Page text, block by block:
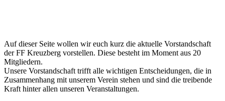
Auf dieser Seite wollen wir euch kurz die aktuelle Vorstandschaft
der FF Kreuzberg vorstellen. Diese besteht im Moment aus 20
Mitgliedern.
Unsere Vorstandschaft trifft alle wichtigen Entscheidungen, die in
Zusammenhang mit unserem Verein stehen und sind die treibende
Kraft hinter allen unseren Veranstaltungen.